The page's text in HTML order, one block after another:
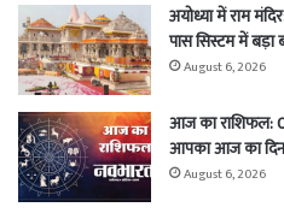
अयोध्या में राम
पास सिस्टम में बड़ा
August 6, 2026
आज का राशिफल:
आपका आज का
August 6, 2026